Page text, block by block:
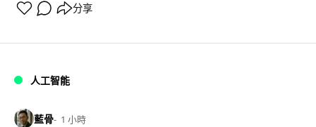
分享
人工智能
藍骨 1 小時